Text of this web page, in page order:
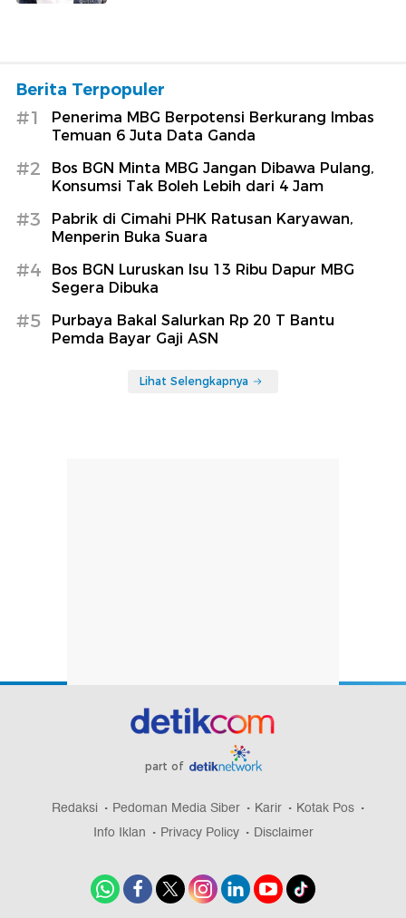
Berita Terpopuler
#1
Penerima MBG Berpotensi Berkurang Imbas
Temuan 6 Juta Data Ganda
#2
Bos BGN Minta MBG Jangan Dibawa Pulang,
Konsumsi Tak Boleh Lebih dari 4 Jam
#3
Pabrik di Cimahi PHK Ratusan Karyawan,
Menperin Buka Suara
#4
Bos BGN Luruskan Isu 13 Ribu Dapur MBG
Segera Dibuka
#5
Purbaya Bakal Salurkan Rp 20 T Bantu
Pemda Bayar Gaji ASN
Lihat Selengkapnya
part of
Redaksi Pedoman Media Siber Karir
Kotak Pos
Info Iklan
Privacy Policy Disclaimer